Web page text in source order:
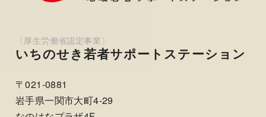
いちのせき若者サポートステーション
〒021-0881
岩手県一関市大町4-29